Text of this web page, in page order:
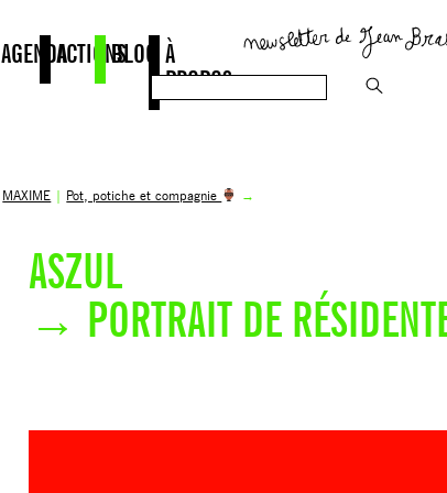
AGENDAACTIONSBLOG À
PROPOS
MAXIME | Pot, potiche et compagnie →
ASZUL
→ PORTRAIT DE